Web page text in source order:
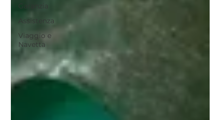
Garanzia
Assistenza
Viaggio e
Navetta